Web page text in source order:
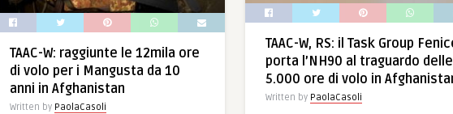
TAAC-W, RS: il Task Group
porta l’NH90 al traguardo delle
5.000 ore di volo in
Written by PaolaCasoli
TAAC-W: raggiunte le 12mila ore
di volo per i Mangusta da 10
anni in Afghanistan
Written by PaolaCasoli